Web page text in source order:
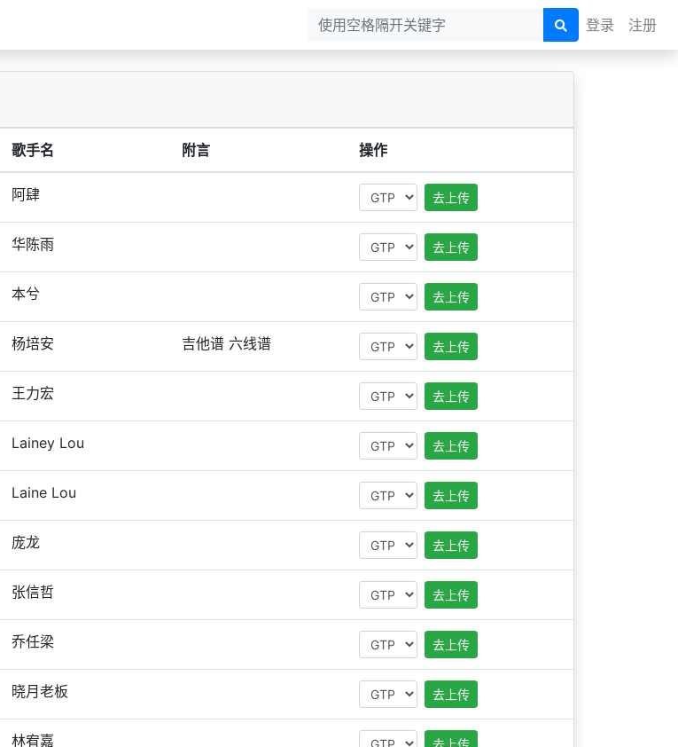
登录 注册
歌手名 附言 操作
阿肆 去上传
华陈雨 去上传
本兮 去上传
杨培安 吉他谱 六线谱 去上传
王力宏 去上传
Lainey Lou 去上传
Laine Lou 去上传
庞龙 去上传
张信哲 去上传
乔任梁 去上传
晓月老板 去上传
林宥嘉 去上传